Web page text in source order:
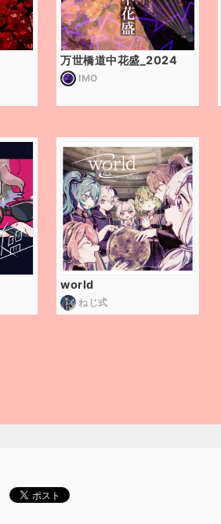
万世橋道中花盛_2024
IMO
world
ねじ式